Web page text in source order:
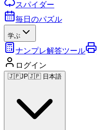
スパイダー
毎日のパズル
学ぶ
ナンプレ解答ツール
ログイン
🇯🇵JP🇯🇵 日本語